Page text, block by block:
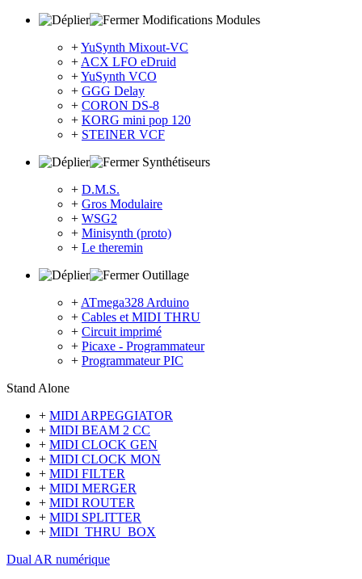
Modifications Modules
+YuSynth Mixout-VC
+ ACX LFO eDruid
+YuSynth VCO
+ GGG Delay
+ CORON DS-8
+ KORG mini pop 120
+ STEINER VCF
Synthétiseurs
+ D.M.S.
+ Gros Modulaire
+ WSG2
+ Minisynth (proto)
+ Le theremin
Outillage
+ ATmega328 Arduino
+ Cables et MIDI THRU
+ Circuit imprimé
+ Picaxe - Programmateur
+ Programmateur PIC
Stand Alone
+ MIDI ARPEGGIATOR
+ MIDI BEAM 2 CC
+ MIDI CLOCK GEN
+ MIDI CLOCK MON
+ MIDI FILTER
+ MIDI MERGER
+ MIDI ROUTER
+ MIDI SPLITTER
+ MIDI_THRU_BOX
Dual AR numérique